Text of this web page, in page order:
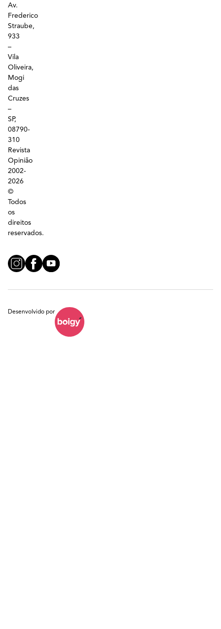
Av.
Frederico
Straube,
933
–
Vila
Oliveira,
Mogi
das
Cruzes
–
SP,
08790-
310
Revista
Opinião
2002-
2026
©
Todos
os
direitos
reservados.
Desenvolvido por